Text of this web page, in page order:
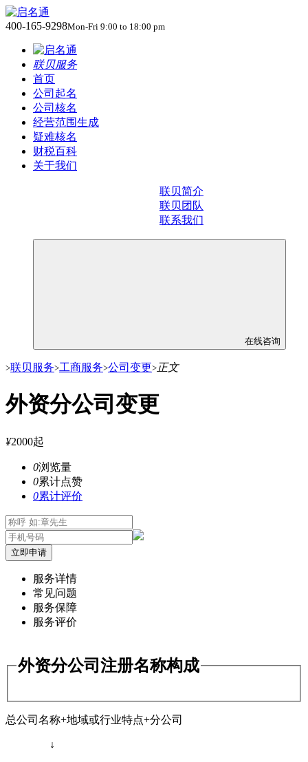
400-165-9298Mon-Fri 9:00 to 18:00 pm
联贝服务
首页
公司起名
公司核名
经营范围生成
疑难核名
财税百科
关于我们
联贝简介
联贝团队
联系我们
在线咨询
>联贝服务>工商服务>公司变更> 正文
外资分公司变更
¥2000起
0浏览量
0累计点赞
0累计评价
立即申请
服务详情
常见问题
服务保障
服务评价
外资分公司注册名称构成
总公司名称+地域或行业特点+分公司
↓